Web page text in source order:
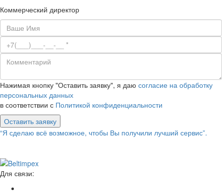
Коммерческий директор
Нажимая кнопку "Оставить заявку", я даю согласие на обработку
персональных данных
в соответствии с Политикой конфиденциальности
Оставить заявку
“Я сделаю всё возможное, чтобы Вы получили лучший сервис”.
Для связи: